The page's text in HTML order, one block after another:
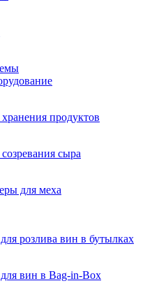
продуктов
сыра
для меха
розлива вин в бутылках
для вин в Bag-in-Box